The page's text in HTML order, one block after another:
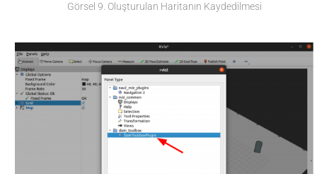
Görsel 9. Oluşturulan Haritanın Kaydedilmesi